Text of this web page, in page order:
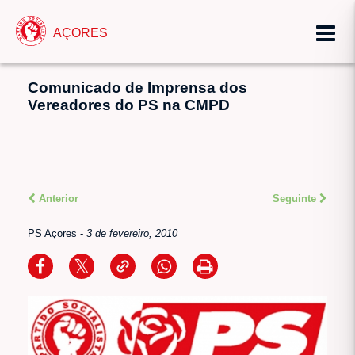
AÇORES
Comunicado de Imprensa dos
Vereadores do PS na CMPD
Anterior Seguinte
PS Açores - 3 de fevereiro, 2010